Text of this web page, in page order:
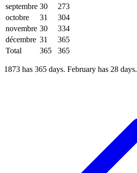
septembre 30
273
octobre
31
304
novembre 30
334
décembre 31
365
Total
365 365
1873 has 365 days. February has 28 days.